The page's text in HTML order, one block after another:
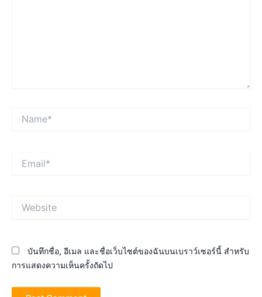
บันทึกชื่อ, อีเมล และชื่อเว็บไซต์ของฉันบนเบราว์เซอร์นี้ สำหรับ
การแสดงความเห็นครั้งถัดไป